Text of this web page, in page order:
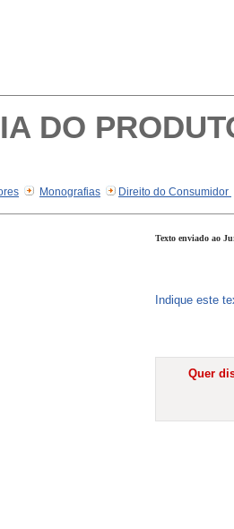
DO
Monografias Direito do Consumidor
Texto enviado ao
Indique este
Quer